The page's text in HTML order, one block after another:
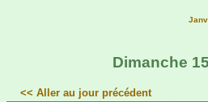
Dimanche
<< Aller au jour précédent